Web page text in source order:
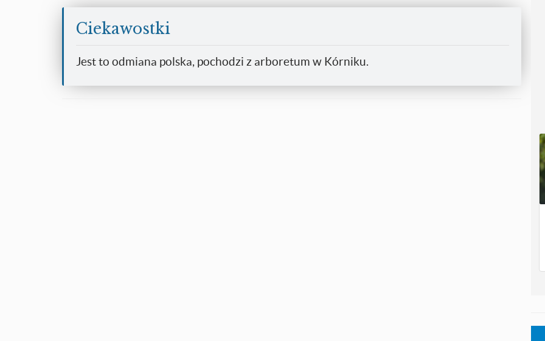
Ciekawostki
Jest to odmiana polska, pochodzi z arboretum w Kórniku.